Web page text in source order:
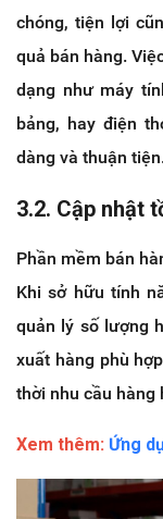
chóng, tiện lợi
quả bán hàng.
dạng như máy
bảng, hay điện
dàng và thuận
3.2. Cập nhật
Phần mềm bán
Khi sở hữu tính
quản lý số lượng
xuất hàng phù
thời nhu cầu hàng
Xem thêm: Ứng